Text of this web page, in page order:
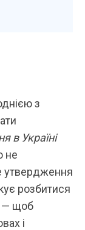
з
в Україні
не
утвердження
розбитися
— щоб
і